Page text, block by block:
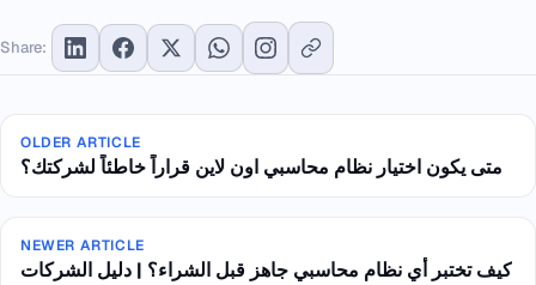
Share:
OLDER ARTICLE
متى يكون اختيار نظام محاسبي اون لاين قراراً خاطئاً لشركتك؟
NEWER ARTICLE
كيف تختبر أي نظام محاسبي جاهز قبل الشراء؟ | دليل الشركات